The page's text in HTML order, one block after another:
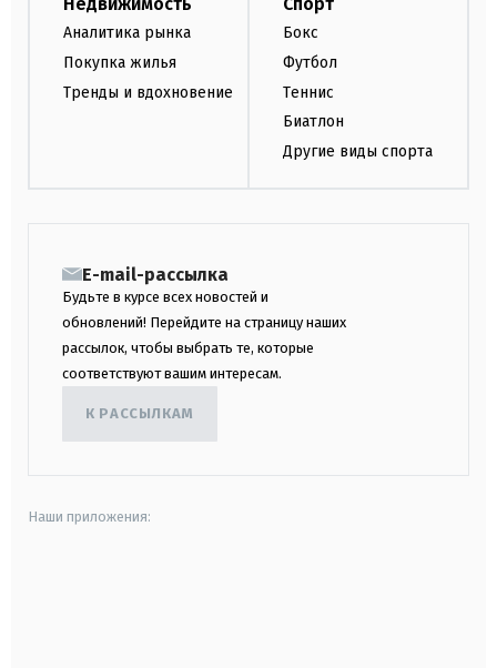
Аналитика рынка
Покупка жилья
Тренды и вдохновение
Бокс
Футбол
Теннис
Биатлон
Другие виды спорта
E-mail-рассылка
Будьте в курсе всех новостей и
обновлений! Перейдите на страницу наших
рассылок, чтобы выбрать те, которые
соответствуют вашим интересам.
К РАССЫЛКАМ
Наши приложения: